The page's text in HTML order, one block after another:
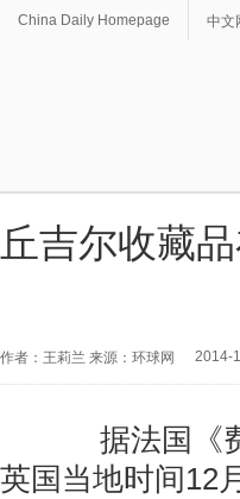
China Daily Homepage 中文
丘吉尔收藏
作者：王莉兰 来源：环球网 2014-
据法国《费
英国当地时间12